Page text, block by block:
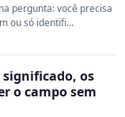
pergunta: você precisa
ou só identifi...
os
o campo sem